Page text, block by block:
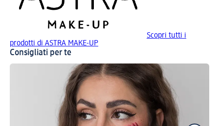
Scopri tutti i
prodotti di ASTRA MAKE-UP
Consigliati per te